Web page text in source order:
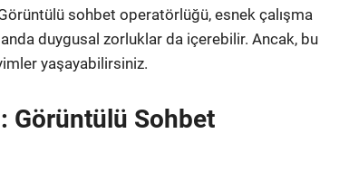
sohbet operatörlüğü, esnek çalışma
duygusal zorluklar da içerebilir. Ancak, bu
yaşayabilirsiniz.
Görüntülü Sohbet